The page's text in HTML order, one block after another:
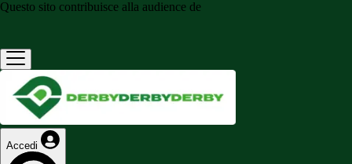
Questo sito contribuisce alla audience de
Accedi